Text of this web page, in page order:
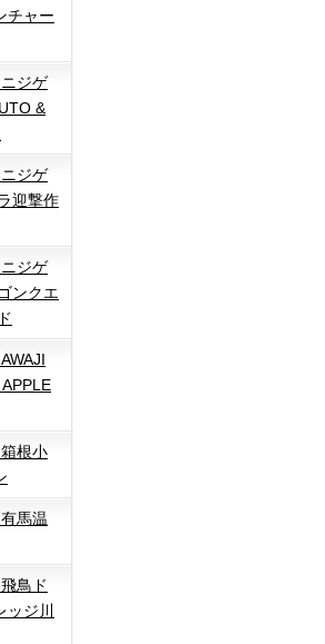
チャー
ジゲ
&
ジゲ
迎撃作
ジゲ
ンクエ
根小
馬温
鳥ド
ッジ川